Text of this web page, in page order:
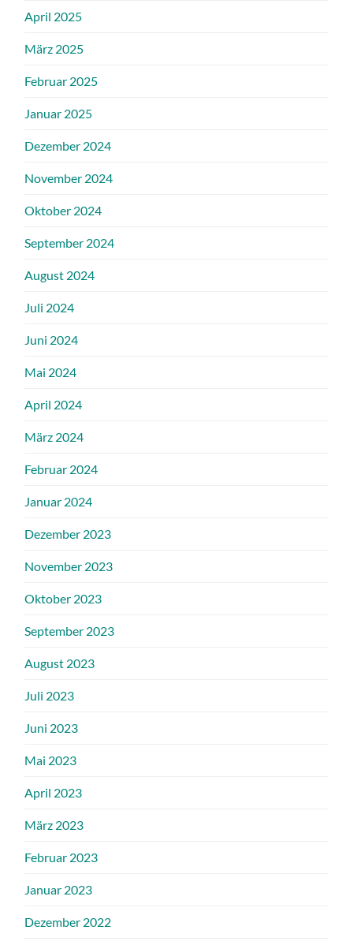
April 2025
März 2025
Februar 2025
Januar 2025
Dezember 2024
November 2024
Oktober 2024
September 2024
August 2024
Juli 2024
Juni 2024
Mai 2024
April 2024
März 2024
Februar 2024
Januar 2024
Dezember 2023
November 2023
Oktober 2023
September 2023
August 2023
Juli 2023
Juni 2023
Mai 2023
April 2023
März 2023
Februar 2023
Januar 2023
Dezember 2022